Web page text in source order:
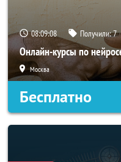
08:09:06 Получили:7
Онлайн-курсы по
Москва
Бесплатно